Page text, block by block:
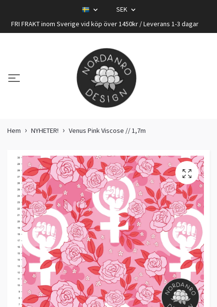
SEK
FRI FRAKT inom Sverige vid köp över 1450kr / Leverans 1-3 dagar
Hem NYHETER! Venus Pink Viscose // 1,7m